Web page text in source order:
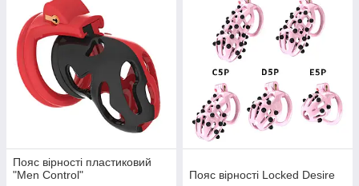
Пояс вірності пластиковий
"Men Control"
Пояс вірності Locked Desire